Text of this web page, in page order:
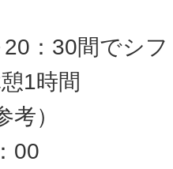
20：30間でシ
1時間
）
00